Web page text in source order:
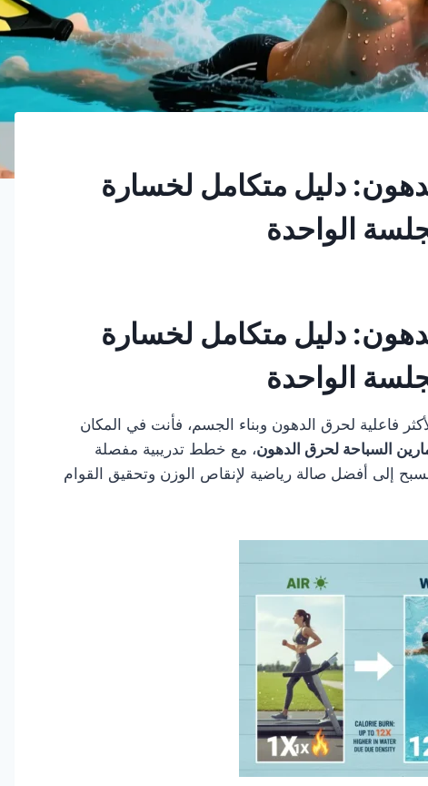
دليل متكامل لخسارة
دليل متكامل لخسارة
فاعلية لحرق الدهون وبناء الجسم، فأنت في المكان
السباحة لحرق الدهون، مع خطط تدريبية مفصلة
إلى أفضل صالة رياضية لإنقاص الوزن وتحقيق القوام